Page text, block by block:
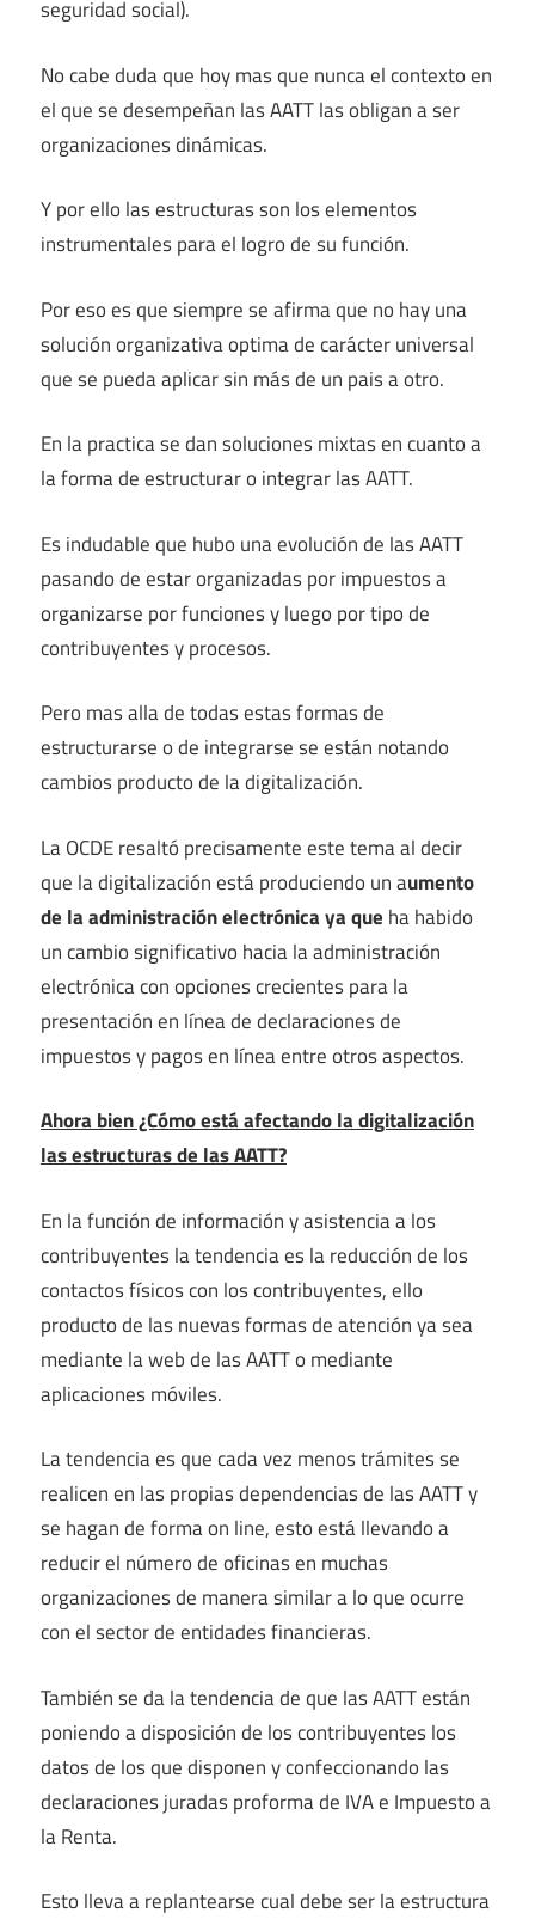
seguridad social).
No cabe duda que hoy mas que nunca el contexto en
el que se desempeñan las AATT las obligan a ser
organizaciones dinámicas.
Y por ello las estructuras son los elementos
instrumentales para el logro de su función.
Por eso es que siempre se afirma que no hay una
solución organizativa optima de carácter universal
que se pueda aplicar sin más de un pais a otro.
En la practica se dan soluciones mixtas en cuanto a
la forma de estructurar o integrar las AATT.
Es indudable que hubo una evolución de las AATT
pasando de estar organizadas por impuestos a
organizarse por funciones y luego por tipo de
contribuyentes y procesos.
Pero mas alla de todas estas formas de
estructurarse o de integrarse se están notando
cambios producto de la digitalización.
La OCDE resaltó precisamente este tema al decir
que la digitalización está produciendo un aumento
de la administración electrónica ya que ha habido
un cambio significativo hacia la administración
electrónica con opciones crecientes para la
presentación en línea de declaraciones de
impuestos y pagos en línea entre otros aspectos.
Ahora bien ¿Cómo está afectando la digitalización
las estructuras de las AATT?
En la función de información y asistencia a los
contribuyentes la tendencia es la reducción de los
contactos físicos con los contribuyentes, ello
producto de las nuevas formas de atención ya sea
mediante la web de las AATT o mediante
aplicaciones móviles.
La tendencia es que cada vez menos trámites se
realicen en las propias dependencias de las AATT y
se hagan de forma on line, esto está llevando a
reducir el número de oficinas en muchas
organizaciones de manera similar a lo que ocurre
con el sector de entidades financieras.
También se da la tendencia de que las AATT están
poniendo a disposición de los contribuyentes los
datos de los que disponen y confeccionando las
declaraciones juradas proforma de IVA e Impuesto a
la Renta.
Esto lleva a replantearse cual debe ser la estructura